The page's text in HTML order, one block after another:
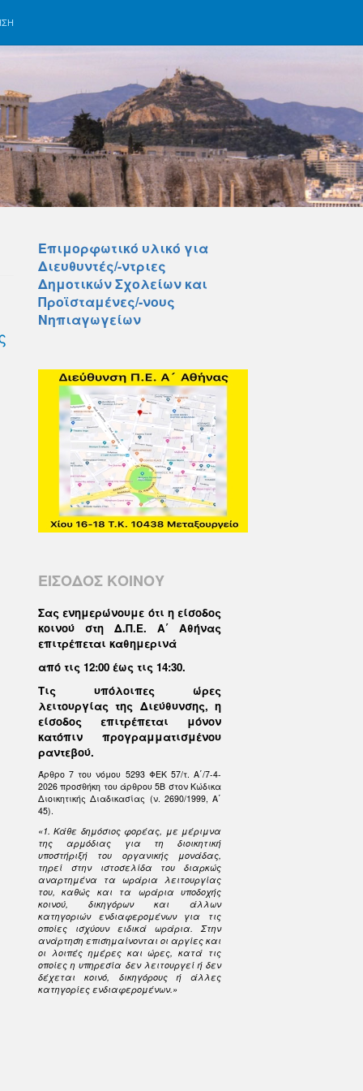
Επιμορφωτικό υλικό για
Διευθυντές/-ντριες
Δημοτικών Σχολείων και
Προϊσταμένες/-νους
Νηπιαγωγείων
ΕΙΣΟΔΟΣ ΚΟΙΝΟΥ
Σας ενημερώνουμε ότι η είσοδος
κοινού στη Δ.Π.Ε. Α΄ Αθήνας
επιτρέπεται καθημερινά
από τις 12:00 έως τις 14:30.
Τις υπόλοιπες ώρες
λειτουργίας της Διεύθυνσης, η
είσοδος επιτρέπεται μόνον
κατόπιν προγραμματισμένου
ραντεβού.
Άρθρο 7 του νόμου 5293 ΦΕΚ 57/τ. Α΄/7-4-
2026 προσθήκη του άρθρου 5Β στον Κώδικα
Διοικητικής Διαδικασίας (ν. 2690/1999, Α΄
45).
«1. Κάθε δημόσιος φορέας, με μέριμνα
της αρμόδιας για τη διοικητική
υποστήριξή του οργανικής μονάδας,
τηρεί στην ιστοσελίδα του διαρκώς
αναρτημένα τα ωράρια λειτουργίας
του, καθώς και τα ωράρια υποδοχής
κοινού, δικηγόρων και άλλων
κατηγοριών ενδιαφερομένων για τις
οποίες ισχύουν ειδικά ωράρια. Στην
ανάρτηση επισημαίνονται οι αργίες και
οι λοιπές ημέρες και ώρες, κατά τις
οποίες η υπηρεσία δεν λειτουργεί ή δεν
δέχεται κοινό, δικηγόρους ή άλλες
κατηγορίες ενδιαφερομένων.»